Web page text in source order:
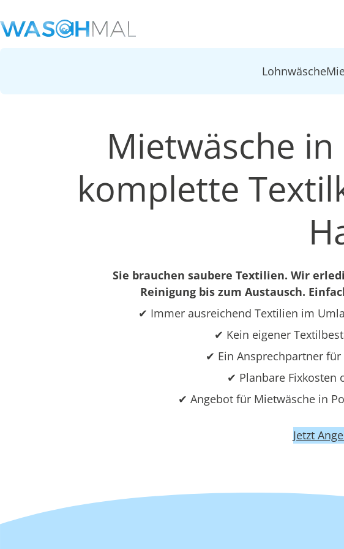
Lohnwäsche
Mietwäsche
komplette
Sie brauchen saubere Textilien. Wir
Reinigung bis zum Austausch.
✔ Immer ausreichend Textilien im
✔ Kein eigener
✔ Ein Ansprechpartner
✔ Planbare Fixkosten
✔ Angebot für Mietwäsche in
Jetzt